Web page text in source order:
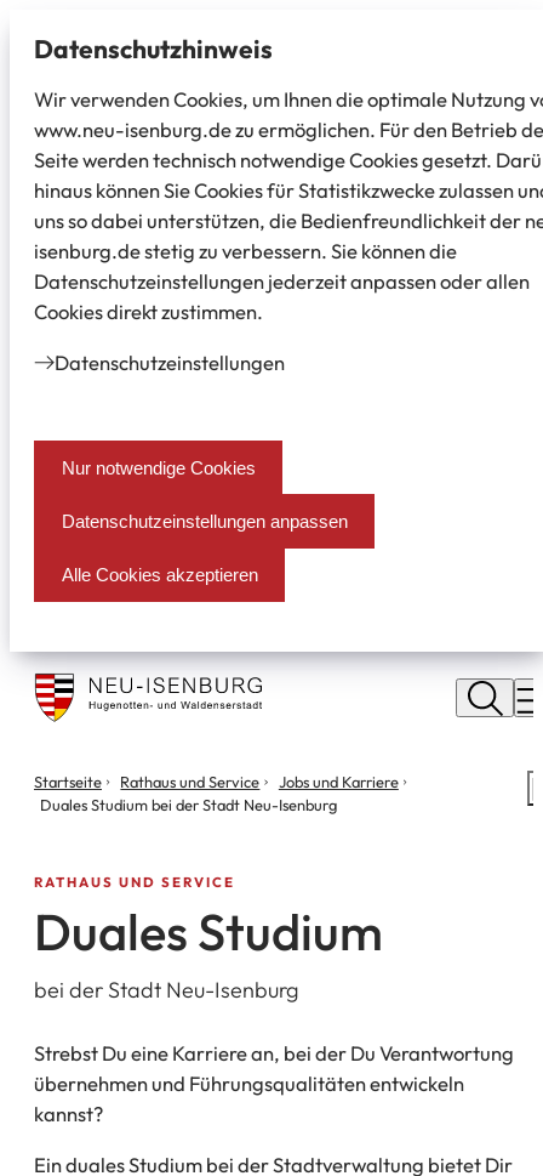
Datenschutz­hinweis
Wir verwenden Cookies, um Ihnen die optimale Nutzung
www.neu-isenburg.de zu ermöglichen. Für den Betrieb
Seite werden technisch notwendige Cookies gesetzt.
hinaus können Sie Cookies für Statistikzwecke zulassen
uns so dabei unterstützen, die Bedienfreundlichkeit der
isenburg.de stetig zu verbessern. Sie können die
Datenschutzeinstellungen jederzeit anpassen oder allen
Cookies direkt zustimmen.
Datenschutz­einstellungen
Nur notwendige Cookies
Datenschutzeinstellungen anpassen
Alle Cookies akzeptieren
Stadt
Neu
Isenburg
Sie
befinden
Startseite Rathaus und Service
Jobs und Karriere
Duales Studium bei der Stadt Neu-Isenburg
RATHAUS UND SERVICE
Duales Studium
bei der Stadt Neu-Isenburg
Strebst Du eine Karriere an, bei der Du Verantwortung
übernehmen und Führungsqualitäten entwickeln
kannst?
Ein duales Studium bei der Stadtverwaltung bietet Dir